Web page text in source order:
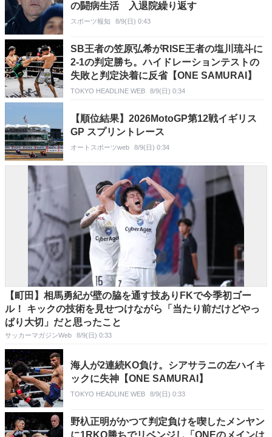
の闘病生活 入退院繰り返す
スポーツ報知 8/9(日) 0:43
SB王者の笠原弘希がRISE王者の塩川琉斗に
2-1の判定勝ち。ハイドレーションテストの
失敗と判定決着に反省【ONE SAMURAI】
TOKYO HEADLINE WEB 8/9(日) 0:34
【順位結果】2026MotoGP第12戦イギリス
GP スプリントレース
オートスポーツweb 8/9(日) 0:34
【町田】相馬勇紀が壁の脇を通す技ありFKで今季初ゴー
ル！ キックの技術を見せつけながら「当たり前だけどやっ
ぱり大切」だと思ったこと
サッカーマガジンWeb 8/9(日) 0:33
海人が2連続KO負け。シアサラニの左ハイキ
ックに失神【ONE SAMURAI】
TOKYO HEADLINE WEB 8/9(日) 0:33
野杁正明がかつて判定負けを喫したメンヤン